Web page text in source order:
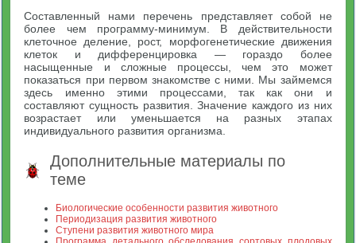
Составленный нами перечень представляет собой не
более чем программу-минимум. В действительности
клеточное деление, рост, морфогенетические движения
клеток и дифференцировка — гораздо более
насыщенные и сложные процессы, чем это может
показаться при первом знакомстве с ними. Мы займемся
здесь именно этими процессами, так как они и
составляют сущность развития. Значение каждого из них
возрастает или уменьшается на разных этапах
индивидуального развития организма.
Дополнительные материалы по
теме
Биологические особенности развития животного
Периодизация развития животного
Ступени развития животного мира